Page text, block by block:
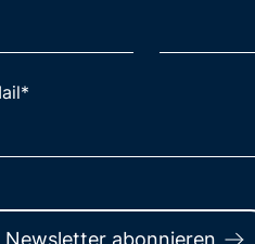
Newsletter abonnieren